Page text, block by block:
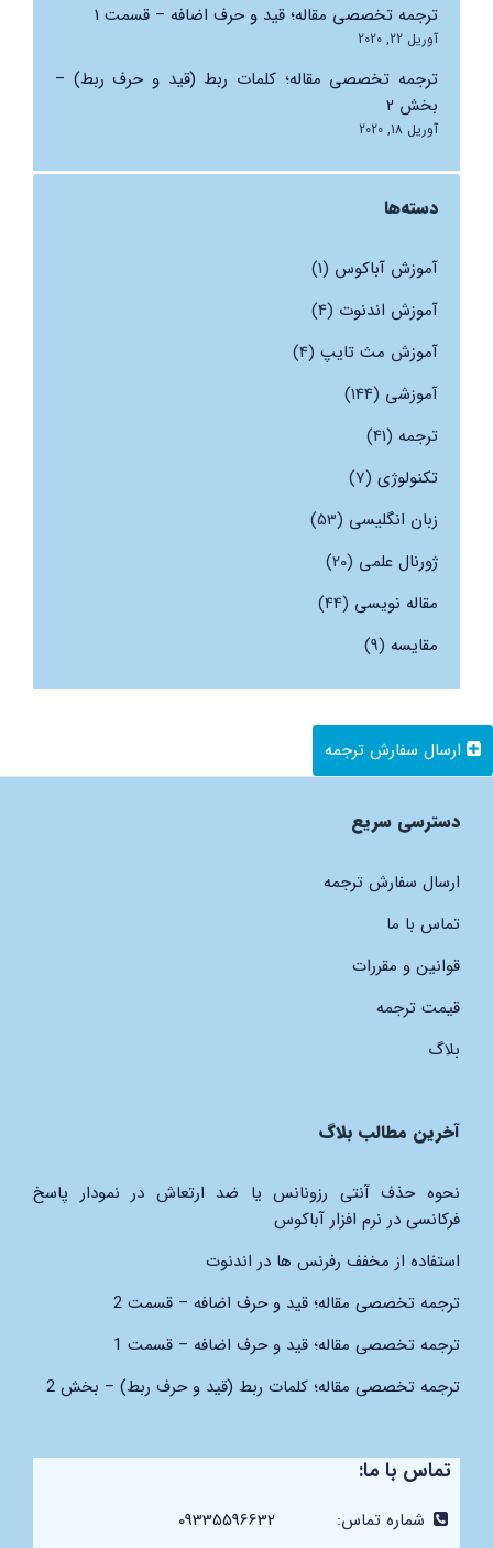
ترجمه تخصصی مقاله؛ قید و حرف اضافه – قسمت 1
آوریل 22, 2020
ترجمه تخصصی مقاله؛ کلمات ربط (قید و حرف ربط) –
بخش 2
آوریل 18, 2020
دسته‌ها
آموزش آباکوس (1)
آموزش اندنوت (4)
آموزش مث تایپ (4)
آموزشی (144)
ترجمه (41)
تکنولوژی (7)
زبان انگلیسی (53)
ژورنال علمی (20)
مقاله نویسی (44)
مقایسه (9)
ارسال سفارش ترجمه
دسترسی سریع
ارسال سفارش ترجمه
تماس با ما
قوانین و مقررات
قیمت ترجمه
بلاگ
آخرین مطالب بلاگ
نحوه حذف آنتی رزونانس یا ضد ارتعاش در نمودار پاسخ
فرکانسی در نرم افزار آباکوس
استفاده از مخفف رفرنس ها در اندنوت
ترجمه تخصصی مقاله؛ قید و حرف اضافه – قسمت 2
ترجمه تخصصی مقاله؛ قید و حرف اضافه – قسمت 1
ترجمه تخصصی مقاله؛ کلمات ربط (قید و حرف ربط) – بخش 2
تماس با ما:
شماره تماس:
09335596632